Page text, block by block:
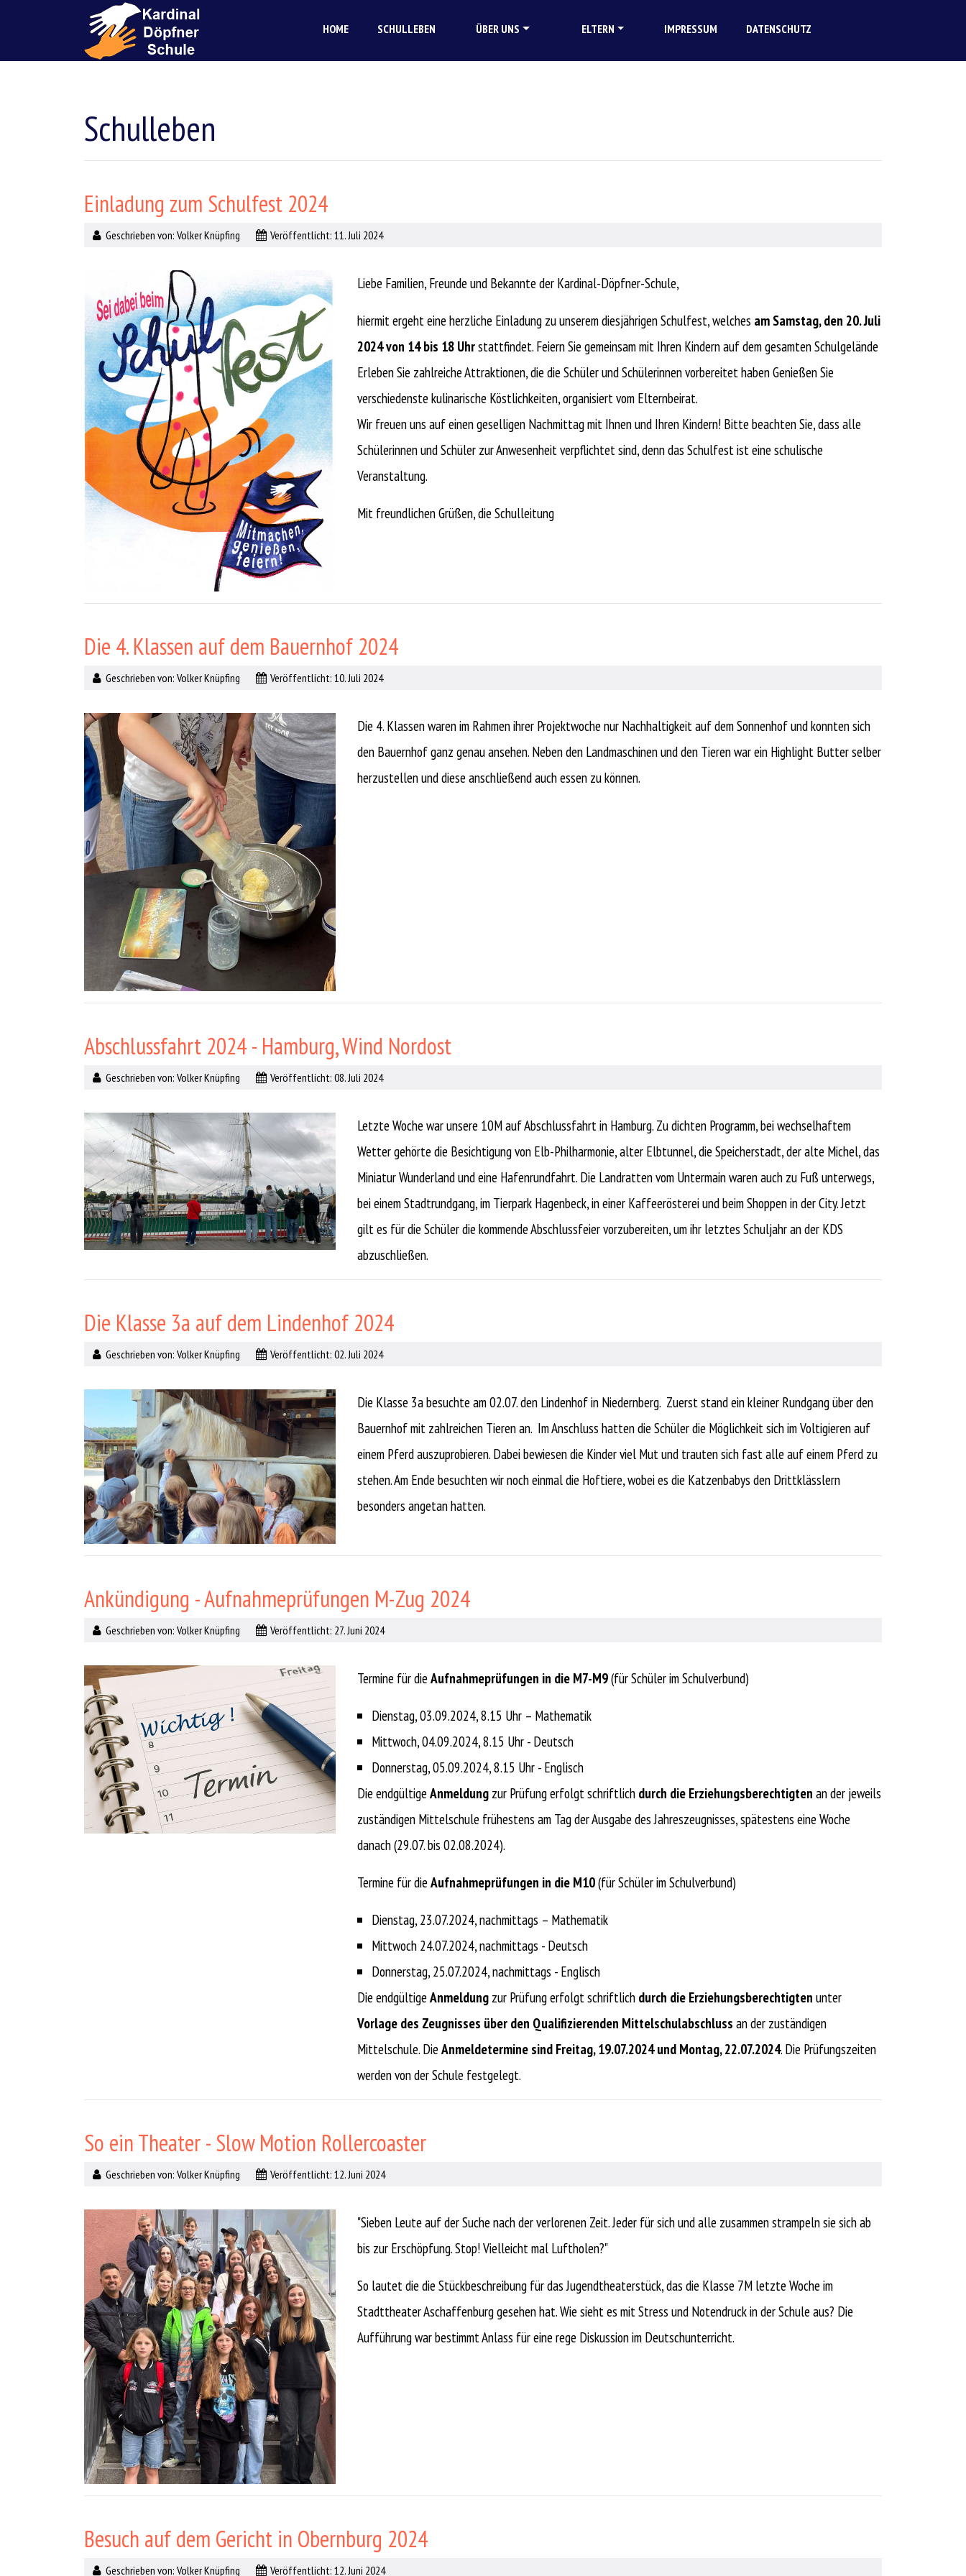
HOME SCHULLEBEN ÜBER UNS ELTERN IMPRESSUM DATENSCHUTZ
Schulleben
Einladung zum Schulfest 2024
Geschrieben von: Volker Knüpfing Veröffentlicht: 11. Juli 2024
Liebe Familien, Freunde und Bekannte der Kardinal-Döpfner-Schule,
hiermit ergeht eine herzliche Einladung zu unserem diesjährigen Schulfest, welches am Samstag, den 20. Juli
2024 von 14 bis 18 Uhrstattfindet. Feiern Sie gemeinsam mit Ihren Kindern auf dem gesamten Schulgelände
Erleben Sie zahlreiche Attraktionen, die die Schüler und Schülerinnen vorbereitet haben Genießen Sie
verschiedenste kulinarische Köstlichkeiten, organisiert vom Elternbeirat.
Wir freuen uns auf einen geselligen Nachmittag mit Ihnen und Ihren Kindern! Bitte beachten Sie, dass alle
Schülerinnen und Schüler zur Anwesenheit verpflichtet sind, denn das Schulfest ist eine schulische
Veranstaltung.
Mit freundlichen Grüßen, die Schulleitung
Die 4. Klassen auf dem Bauernhof 2024
Geschrieben von: Volker Knüpfing Veröffentlicht: 10. Juli 2024
Die 4. Klassen waren im Rahmen ihrer Projektwoche nur Nachhaltigkeit auf dem Sonnenhof und konnten sich
den Bauernhof ganz genau ansehen. Neben den Landmaschinen und den Tieren war ein Highlight Butter selber
herzustellen und diese anschließend auch essen zu können.
Abschlussfahrt 2024 - Hamburg, Wind Nordost
Geschrieben von: Volker Knüpfing Veröffentlicht: 08. Juli 2024
Letzte Woche war unsere 10M auf Abschlussfahrt in Hamburg. Zu dichten Programm, bei wechselhaftem
Wetter gehörte die Besichtigung von Elb-Philharmonie, alter Elbtunnel, die Speicherstadt, der alte Michel, das
Miniatur Wunderland und eine Hafenrundfahrt. Die Landratten vom Untermain waren auch zu Fuß unterwegs,
bei einem Stadtrundgang, im Tierpark Hagenbeck, in einer Kaffeerösterei und beim Shoppen in der City. Jetzt
gilt es für die Schüler die kommende Abschlussfeier vorzubereiten, um ihr letztes Schuljahr an der KDS
abzuschließen.
Die Klasse 3a auf dem Lindenhof 2024
Geschrieben von: Volker Knüpfing Veröffentlicht: 02. Juli 2024
Die Klasse 3a besuchte am 02.07. den Lindenhof in Niedernberg. Zuerst stand ein kleiner Rundgang über den
Bauernhof mit zahlreichen Tieren an. Im Anschluss hatten die Schüler die Möglichkeit sich im Voltigieren auf
einem Pferd auszuprobieren. Dabei bewiesen die Kinder viel Mut und trauten sich fast alle auf einem Pferd zu
stehen. Am Ende besuchten wir noch einmal die Hoftiere, wobei es die Katzenbabys den Drittklässlern
besonders angetan hatten.
Ankündigung - Aufnahmeprüfungen M-Zug 2024
Geschrieben von: Volker Knüpfing Veröffentlicht: 27. Juni 2024
Termine für dieAufnahmeprüfungen in die M7-M9(für Schüler im Schulverbund)
Dienstag, 03.09.2024, 8.15 Uhr – Mathematik
Mittwoch, 04.09.2024, 8.15 Uhr - Deutsch
Donnerstag, 05.09.2024, 8.15 Uhr - Englisch
Die endgültigeAnmeldung zur Prüfung erfolgt schriftlich durch die Erziehungsberechtigten an der jeweils
zuständigen Mittelschule frühestens am Tag der Ausgabe des Jahreszeugnisses, spätestens eine Woche
danach (29.07. bis 02.08.2024).
Termine für dieAufnahmeprüfungen in die M10(für Schüler im Schulverbund)
Dienstag, 23.07.2024, nachmittags – Mathematik
Mittwoch 24.07.2024, nachmittags - Deutsch
Donnerstag, 25.07.2024, nachmittags - Englisch
Die endgültigeAnmeldung zur Prüfung erfolgt schriftlich durch die Erziehungsberechtigten unter
Vorlage des Zeugnisses über den Qualifizierenden Mittelschulabschluss an der zuständigen
Mittelschule. DieAnmeldetermine sind Freitag, 19.07.2024 und Montag, 22.07.2024. Die Prüfungszeiten
werden von der Schule festgelegt.
So ein Theater - Slow Motion Rollercoaster
Geschrieben von: Volker Knüpfing Veröffentlicht: 12. Juni 2024
"Sieben Leute auf der Suche nach der verlorenen Zeit. Jeder für sich und alle zusammen strampeln sie sich ab
bis zur Erschöpfung. Stop! Vielleicht mal Luftholen?"
So lautet die die Stückbeschreibung für das Jugendtheaterstück, das die Klasse 7M letzte Woche im
Stadttheater Aschaffenburg gesehen hat. Wie sieht es mit Stress und Notendruck in der Schule aus? Die
Aufführung war bestimmt Anlass für eine rege Diskussion im Deutschunterricht.
Besuch auf dem Gericht in Obernburg 2024
Geschrieben von: Volker Knüpfing Veröffentlicht: 12. Juni 2024